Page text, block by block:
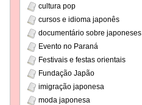
cultura pop
cursos e idioma japonês
documentário sobre japoneses
Evento no Paraná
Festivais e festas orientais
Fundação Japão
imigração japonesa
moda japonesa